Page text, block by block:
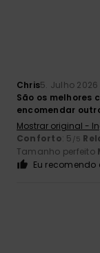
Chris5. Julho 2026
São os melhores
encomendar
Mostrar original -
Conforto: 5 /5
Tamanho perfeito
Eu recomendo